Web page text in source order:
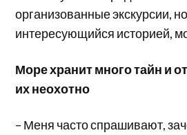
организованные экскурсии,
интересующийся историей,
Море хранит много тайн и
их неохотно
– Меня часто спрашивают,